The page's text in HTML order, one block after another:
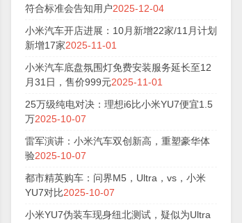
符合标准会告知用户2025-12-04
小米汽车开店进展：10月新增22家/11月计划
新增17家2025-11-01
小米汽车底盘氛围灯免费安装服务延长至12
月31日，售价999元2025-11-01
25万级纯电对决：理想i6比小米YU7便宜1.5
万2025-10-07
雷军演讲：小米汽车双创新高，重塑豪华体
验2025-10-07
都市精英购车：问界M5，Ultra，vs，小米
YU7对比2025-10-07
小米YU7伪装车现身纽北测试，疑似为Ultra